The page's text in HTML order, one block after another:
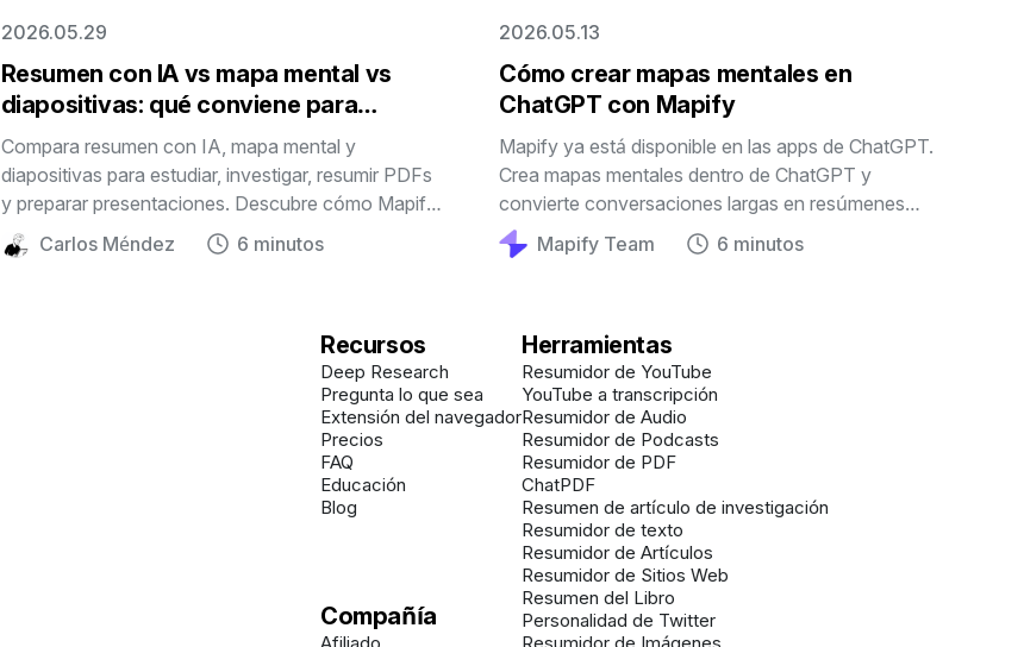
Carlos Méndez 6 minutos
2026.05.29
Resumen con IA vs mapa mental vs
diapositivas: qué conviene para
estudiar e investigar
Compara resumen con IA, mapa mental y
diapositivas para estudiar, investigar, resumir PDFs
y preparar presentaciones. Descubre cómo Mapify
ayuda a ordenar información compleja en un
formato visual editable.
Mapify Team 6 minutos
2026.05.13
Cómo crear mapas mentales en
ChatGPT con Mapify
Mapify ya está disponible en las apps de ChatGPT.
Crea mapas mentales dentro de ChatGPT y
convierte conversaciones largas en resúmenes
visuales para estudiar, investigar y trabajar mejor.
Recursos
Deep Research
Pregunta lo que sea
Extensión del navegador
Precios
FAQ
Educación
Blog
Compañía
Herramientas
Resumidor de YouTube
YouTube a transcripción
Resumidor de Audio
Resumidor de Podcasts
Resumidor de PDF
ChatPDF
Resumen de artículo de investigación
Resumidor de texto
Resumidor de Artículos
Resumidor de Sitios Web
Resumen del Libro
Personalidad de Twitter